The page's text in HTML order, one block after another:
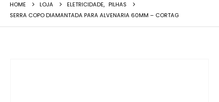
HOME LOJA ELETRICIDADE, PILHAS
SERRA COPO DIAMANTADA PARA ALVENARIA 60MM – CORTAG